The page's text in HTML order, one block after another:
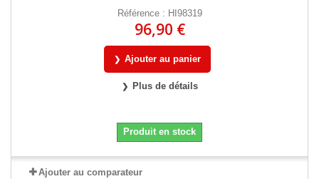
Référence : HI98319
96,90 €
Ajouter au panier
Plus de détails
Produit en stock
Ajouter au comparateur